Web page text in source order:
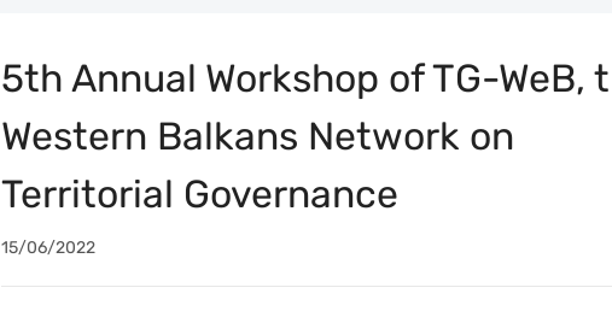
5th Annual Workshop of TG-WeB,
Western Balkans Network on
Territorial Governance
15/06/2022